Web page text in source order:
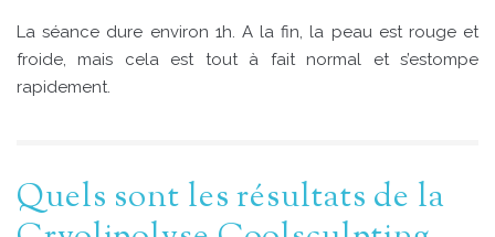
La séance dure environ 1h. A la fin, la peau est rouge et
froide, mais cela est tout à fait normal et s’estompe
rapidement.
Quels sont les résultats de la